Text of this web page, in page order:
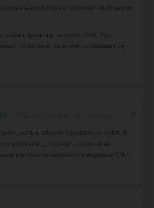
находится в ‘обойме’ жидовских
любит Трампа и патриот США. Это
толковые, но в чём-то обманутые
atlast
хоть и строит такового из себя. Я
свой взгляд. Тёрнер – один из ж-
контролем находятся мировые СМИ.